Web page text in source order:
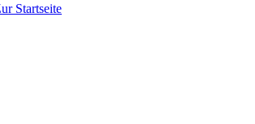
Startseite